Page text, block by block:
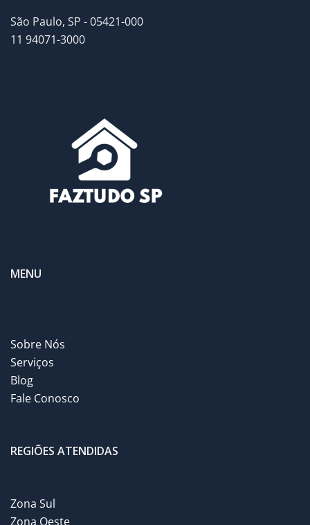
São Paulo, SP - 05421-000
11 94071-3000
MENU
Sobre Nós
Serviços
Blog
Fale Conosco
REGIÕES ATENDIDAS
Zona Sul
Zona Oeste